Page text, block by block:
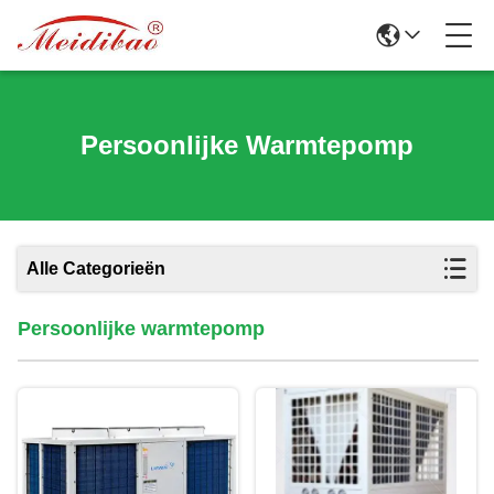
Persoonlijke Warmtepomp
Alle Categorieën
Persoonlijke warmtepomp